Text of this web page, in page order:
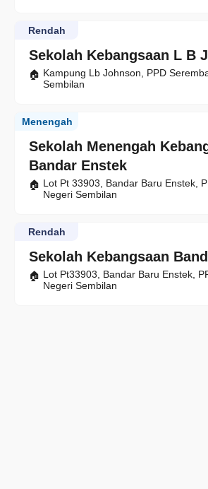
Sekolah Kebangsaan L B
Rendah
Kampung Lb Johnson, PPD
Sembilan
Sekolah Menengah
Bandar Enstek
Menengah
Lot Pt 33903, Bandar Baru Enstek,
Negeri Sembilan
Sekolah Kebangsaan
Rendah
Lot Pt33903, Bandar Baru Enstek,
Negeri Sembilan